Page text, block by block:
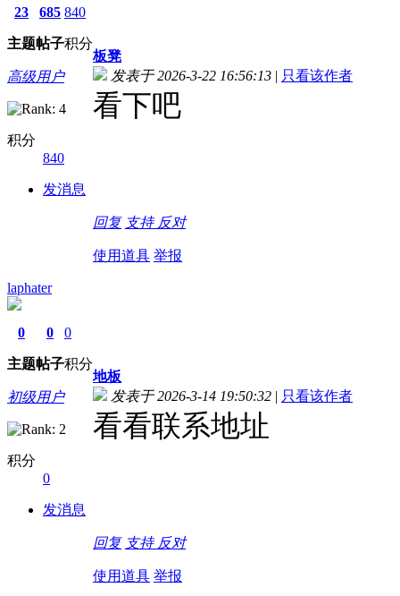
23
主题
685
帖子
840
积分
高级用户
积分
840
发消息
板凳
发表于 2026-3-22 16:56:13 | 只看该作者
看下吧
回复 支持 反对
使用道具 举报
laphater
0
主题
0
帖子
0
积分
初级用户
积分
0
发消息
地板
发表于 2026-3-14 19:50:32 | 只看该作者
看看联系地址
回复 支持 反对
使用道具 举报